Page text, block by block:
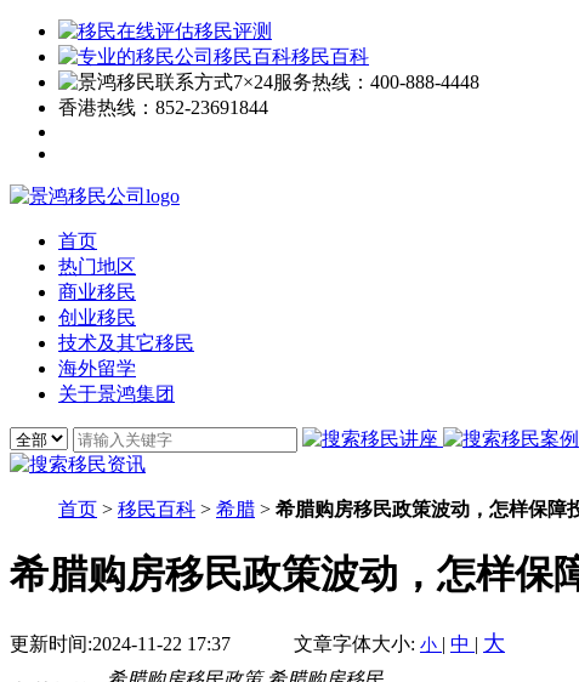
移民评测
移民百科
7×24服务热线： 400-888-4448
香港热线： 852-23691844
首页
热门地区
商业移民
创业移民
技术及其它移民
海外留学
关于景鸿集团
首页 > 移民百科 > 希腊 > 希腊购房移民政策波动，怎样保障
希腊购房移民政策波动，怎样保
更新时间:2024-11-22 17:37 文章字体大小: 小 | 中 | 大